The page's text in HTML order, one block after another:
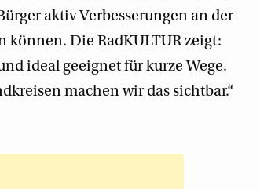
aktiv Verbesserungen an der
können. Die RadKULTUR zeigt:
ideal geeignet für kurze Wege.
machen wir das sichtbar.“